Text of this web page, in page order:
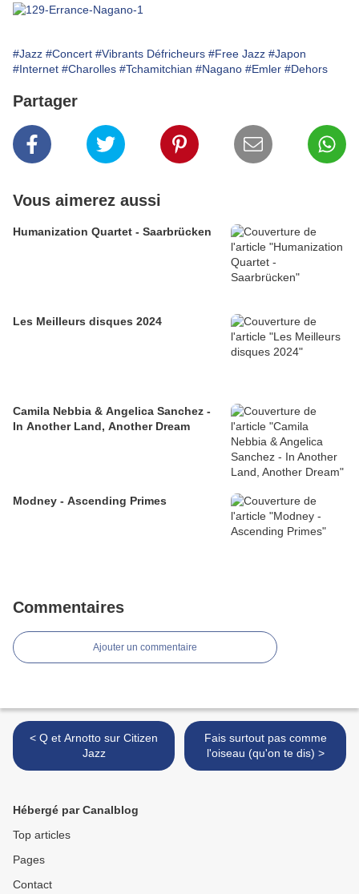
#Jazz #Concert #Vibrants Défricheurs #Free Jazz #Japon
#Internet #Charolles #Tchamitchian #Nagano #Emler #Dehors
Partager
Vous aimerez aussi
Humanization Quartet - Saarbrücken
Les Meilleurs disques 2024
Camila Nebbia & Angelica Sanchez -
In Another Land, Another Dream
Modney - Ascending Primes
Commentaires
Ajouter un commentaire
< Q et Arnotto sur Citizen
Jazz
Fais surtout pas comme
l'oiseau (qu'on te dis) >
Hébergé par Canalblog
Top articles
Pages
Contact